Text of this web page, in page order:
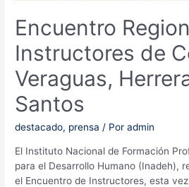
Encuentro
Instructores de
Veraguas,
Santos
destacado, prensa / Poradmin
El Instituto Nacional de Formación
para el Desarrollo Humano (Inadeh),
el Encuentro de Instructores, esta